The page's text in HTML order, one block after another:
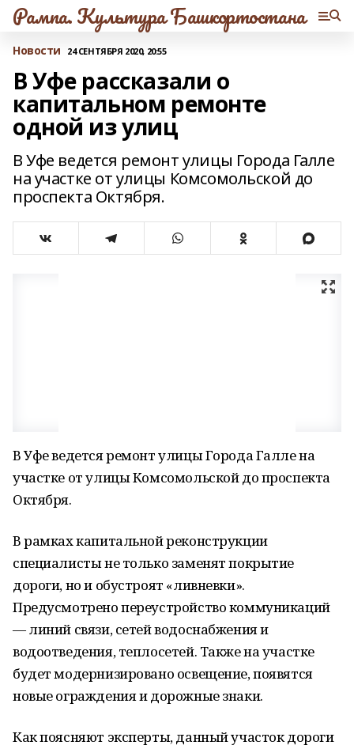
Рампа. Культура Башкортостана
Новости 24 СЕНТЯБРЯ 2020, 20:55
В Уфе рассказали о
капитальном ремонте
одной из улиц
В Уфе ведется ремонт улицы Города Галле
на участке от улицы Комсомольской до
проспекта Октября.
В Уфе ведется ремонт улицы Города Галле на
участке от улицы Комсомольской до проспекта
Октября.
В рамках капитальной реконструкции
специалисты не только заменят покрытие
дороги, но и обустроят «ливневки».
Предусмотрено переустройство коммуникаций
— линий связи, сетей водоснабжения и
водоотведения, теплосетей. Также на участке
будет модернизировано освещение, появятся
новые ограждения и дорожные знаки.
Как поясняют эксперты, данный участок дороги